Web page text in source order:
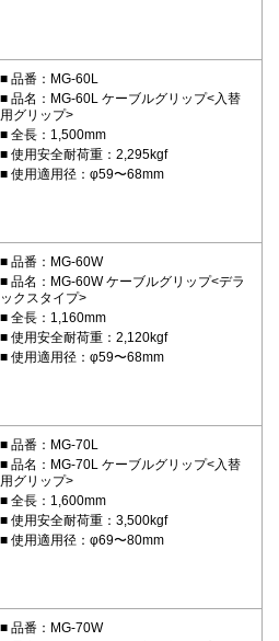
品番：MG-60L
品名：MG-60L ケーブルグリップ<入替
用グリップ>
全長：1,500mm
使用安全耐荷重：2,295kgf
使用適用径：φ59〜68mm
品番：MG-60W
品名：MG-60W ケーブルグリップ<デラ
ックスタイプ>
全長：1,160mm
使用安全耐荷重：2,120kgf
使用適用径：φ59〜68mm
品番：MG-70L
品名：MG-70L ケーブルグリップ<入替
用グリップ>
全長：1,600mm
使用安全耐荷重：3,500kgf
使用適用径：φ69〜80mm
品番：MG-70W